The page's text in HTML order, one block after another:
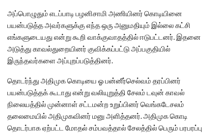
அப்பொழுதும் எடப்பாடி பழனிசாமி அணியினர் கொடியினை
பயன்படுத்த அவர்களுக்கு எந்த ஒரு அனுமதியும் இல்லை கட்சி
எங்களுடையது என்று கூறி வாக்குவாதத்தில் ஈடுபட்டனர். இதனை
அடுத்து காவல்துறையினர் குவிக்கப்பட்டு அப்பகுதியில்
இருந்தவர்களை அப்புறப்படுத்தினர்.
தொடர்ந்து அதிமுக கொடியை ஓ பன்னீர்செல்வம் தரப்பினர்
பயன்படுத்தக் கூடாது என்று வலியுறுத்தி சேலம் டவுன் காவல்
நிலையத்தில் முன்னாள் சட்டமன்ற உறுப்பினர் வெங்கடேசலம்
தலைமையில் அதிமுகவினர் மனு அளித்தனர். அதிமுக கொடி
தொடர்பாக ஏற்பட்ட மோதல் சம்பவத்தால் சேலத்தில் பெரும் பரபரப்பு